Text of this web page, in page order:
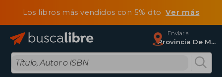
Los libros más vendidos con 5% dtoVer más
Enviar a
Provincia De Madrid